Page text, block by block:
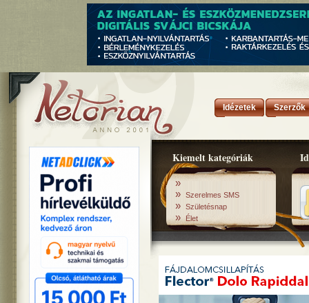
Idézetek Szerzők
Kiemelt kategóriák
»
» Szerelmes SMS
» Születésnap
» Élet